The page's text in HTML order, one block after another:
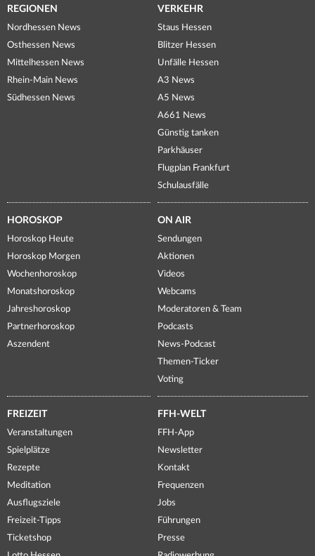
REGIONEN
Nordhessen News
Osthessen News
Mittelhessen News
Rhein-Main News
Südhessen News
VERKEHR
Staus Hessen
Blitzer Hessen
Unfälle Hessen
A3 News
A5 News
A661 News
Günstig tanken
Parkhäuser
Flugplan Frankfurt
Schulausfälle
HOROSKOP
Horoskop Heute
Horoskop Morgen
Wochenhoroskop
Monatshoroskop
Jahreshoroskop
Partnerhoroskop
Aszendent
ON AIR
Sendungen
Aktionen
Videos
Webcams
Moderatoren & Team
Podcasts
News-Podcast
Themen-Ticker
Voting
FREIZEIT
Veranstaltungen
Spielplätze
Rezepte
Meditation
Ausflugsziele
Freizeit-Tipps
Ticketshop
FFH-WELT
FFH-App
Newsletter
Kontakt
Frequenzen
Jobs
Führungen
Presse